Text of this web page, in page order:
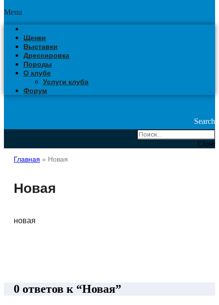
Menu
Щенки
Выставки
Дрессировка
Породы
О клубе
Услуги клуба
Форум
Search
Close
Главная » Новая
Новая
новая
0 ответов к “Новая”